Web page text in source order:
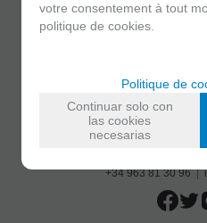
+34 963 81 30 96|
votre consentement à tout
politique de cookies.
Politique de
Continuar solo con
las cookies
necesarias